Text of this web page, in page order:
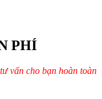
PHÍ
vấn cho bạn hoàn toàn